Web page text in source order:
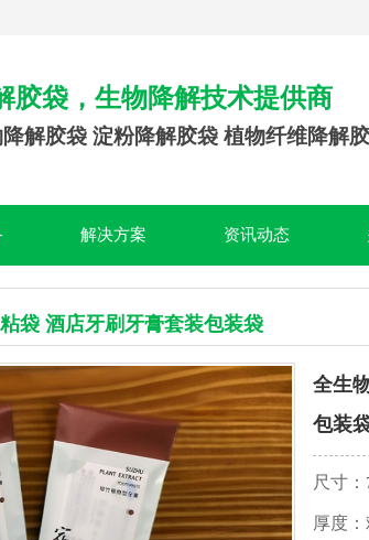
胶袋，生物降解技术提供商
解胶袋 淀粉降解胶袋 植物纤维降解
解决方案 资讯动态
袋 酒店牙刷牙膏套装包装袋
全生
包装
尺寸：
厚度：